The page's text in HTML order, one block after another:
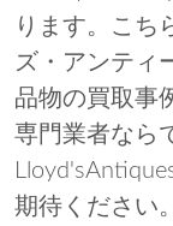
ります。こち
ズ・アンティ
品物の買取事
専門業者なら
期待ください